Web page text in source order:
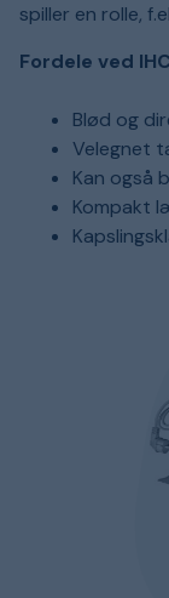
spiller en rolle,
Fordele ved
Blød og
Velegnet
Kan også
Kompakt